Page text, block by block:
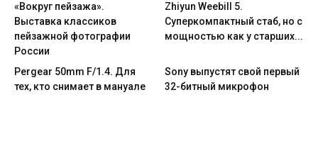
«Вокруг пейзажа».
Выставка классиков
пейзажной фотографии
России
Zhiyun Weebill 5.
Cуперкомпактный стаб, но с
мощностью как у старших...
Pergear 50mm F/1.4. Для
тех, кто снимает в мануале
Sony выпустят свой первый
32-битный микрофон